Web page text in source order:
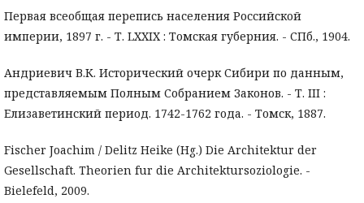
Первая всеобщая перепись населения Российской
империи, 1897 г. - Т. LXXIX : Томская губерния. - СПб., 1904.
Андриевич В.К. Исторический очерк Сибири по данным,
представляемым Полным Собранием Законов. - Т. III :
Елизаветинский период. 1742-1762 года. - Томск, 1887.
Fischer Joachim / Delitz Heike (Hg.) Die Architektur der
Gesellschaft. Theorien fur die Architektursoziologie. -
Bielefeld, 2009.